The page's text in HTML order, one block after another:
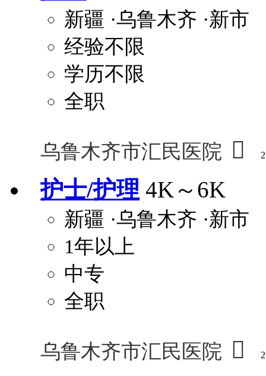
新疆 ·乌鲁木齐 ·新市
经验不限
学历不限
全职
乌鲁木齐市汇民医院 
护士/护理 4K～6K
新疆 ·乌鲁木齐 ·新市
1年以上
中专
全职
乌鲁木齐市汇民医院 